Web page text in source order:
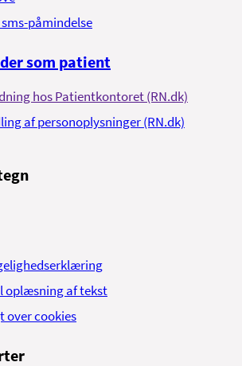
påmindelse
som patient
hos Patientkontoret (RN.dk)
af personoplysninger (RN.dk)
oplæsning af tekst
over cookies